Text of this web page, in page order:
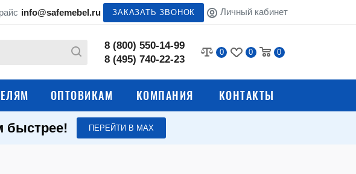
info@safemebel.ru ЗАКАЗАТЬ ЗВОНОК Личный кабинет
8 (800) 550-14-99
8 (495) 740-22-23
0 0 0
Ученические стулья
ОПТОВИКАМ КОМПАНИЯ КОНТАКТЫ
быстрее! ПЕРЕЙТИ В МАХ